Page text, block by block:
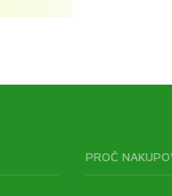
PROČ